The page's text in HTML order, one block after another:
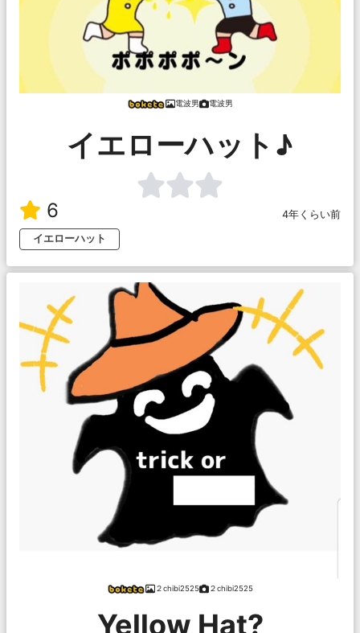
電波男 電波男
イエローハット♪
6
4年くらい前
イエローハット
２chibi2525 ２chibi2525
Yellow Hat?